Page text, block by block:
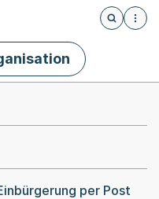
Öffnet
per Post